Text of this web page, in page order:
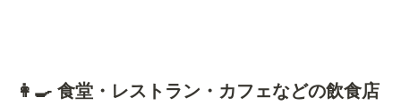
👩‍🍳 食堂・レストラン・カフェなどの飲食店